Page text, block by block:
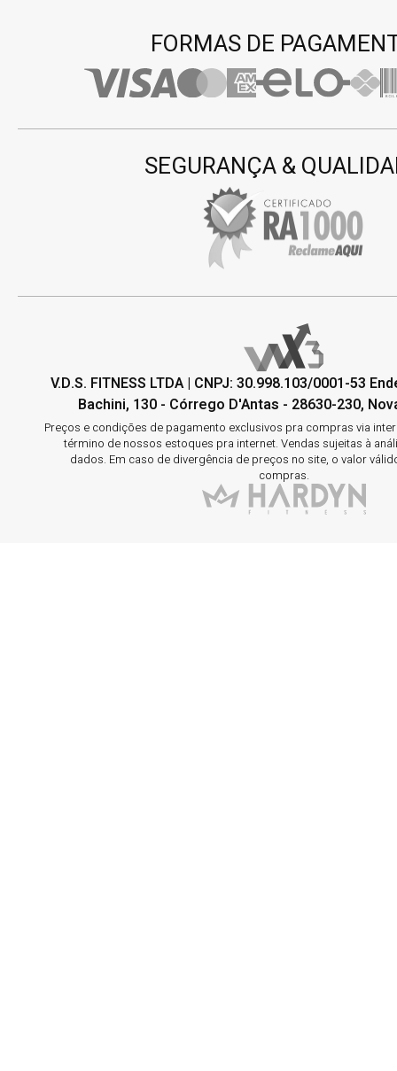
SEGURANÇA &
FORMAS DE
V.D.S. FITNESS LTDA | CNPJ: 30.998.103/0001-53
Bachini, 130 - Córrego D'Antas - 28630-230,
Preços e condições de pagamento exclusivos pra compras via
término de nossos estoques pra internet. Vendas sujeitas à
dados. Em caso de divergência de preços no site, o valor
compras.